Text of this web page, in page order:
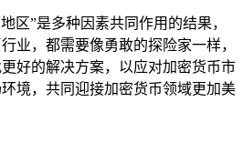
区”是多种因素共同作用的结果，
业，都需要像勇敢的探险家一样，
好的解决方案，以应对加密货币市
境，共同迎接加密货币领域更加美